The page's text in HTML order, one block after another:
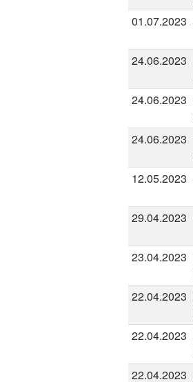
01.07.2023
24.06.2023
24.06.2023
24.06.2023
12.05.2023
29.04.2023
23.04.2023
22.04.2023
22.04.2023
22.04.2023